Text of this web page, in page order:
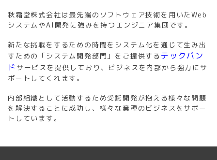
秋霜堂株式会社は最先端のソフトウェア技術を用いたWeb
システムやAI開発に強みを持つエンジニア集団です。
新たな挑戦をするための時間をシステム化を通じて生み出
すための「システム開発部門」をご提供する テックバン
ド サービスを提供しており、ビジネスを内部から強力にサ
ポートしてくれます。
内部組織として活動するため受託開発が抱える様々な問題
を解決することに成功し、様々な業種のビジネスをサポー
トしています。